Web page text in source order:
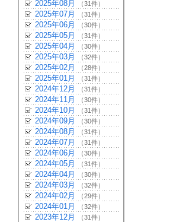
2025年08月 （31件）
2025年07月 （31件）
2025年06月 （30件）
2025年05月 （31件）
2025年04月 （30件）
2025年03月 （32件）
2025年02月 （28件）
2025年01月 （31件）
2024年12月 （31件）
2024年11月 （30件）
2024年10月 （31件）
2024年09月 （30件）
2024年08月 （31件）
2024年07月 （31件）
2024年06月 （30件）
2024年05月 （31件）
2024年04月 （30件）
2024年03月 （32件）
2024年02月 （29件）
2024年01月 （32件）
2023年12月 （31件）